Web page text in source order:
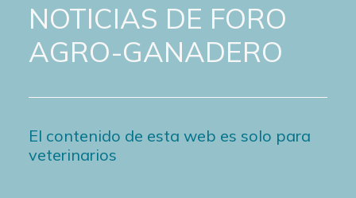
NOTICIAS DE FORO
AGRO-GANADERO
El contenido de esta web es solo para
veterinarios